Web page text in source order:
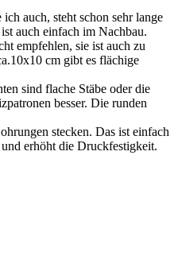
auch, steht schon sehr lange
auch einfach im Nachbau.
empfehlen, sie ist auch zu
cm gibt es flächige
sind flache Stäbe oder die
besser. Die runden
stecken. Das ist einfach
erhöht die Druckfestigkeit.